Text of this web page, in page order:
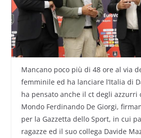
Mancano poco più di 48 ore al via
femminile ed ha lanciare l’Italia di
ha pensato anche il ct degli azzurri
Mondo Ferdinando De Giorgi,
per la Gazzetta dello Sport, in cui
ragazze ed il suo collega Davide